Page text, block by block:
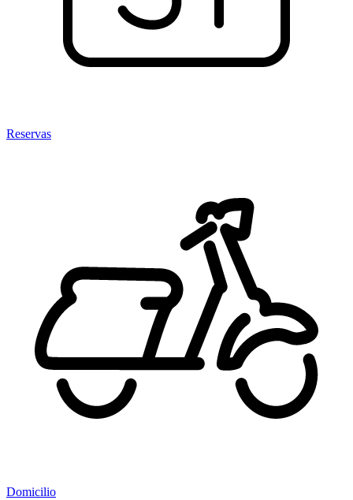
Reservas
Domicilio